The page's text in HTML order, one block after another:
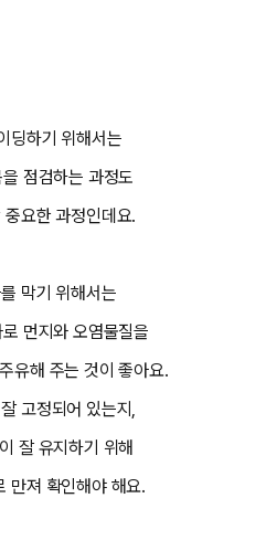
딩하기 위해서는
점검하는 과정도
중요한 과정인데요.
막기 위해서는
먼지와 오염물질을
유해 주는 것이 좋아요.
고정되어 있는지,
잘 유지하기 위해
만져 확인해야 해요.